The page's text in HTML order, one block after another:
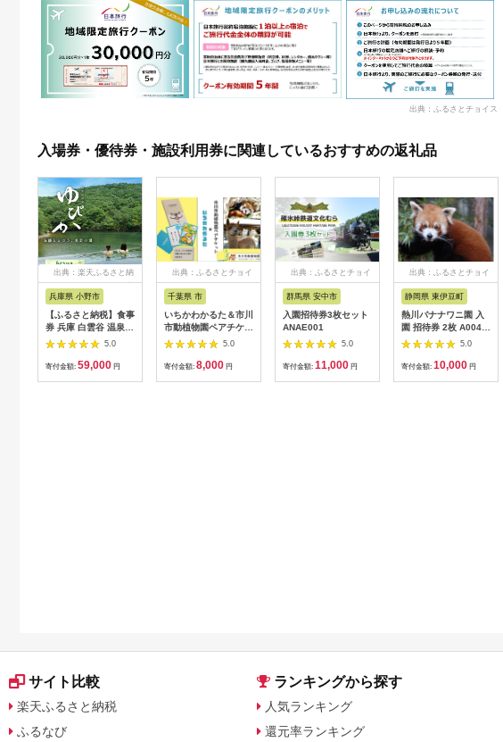
出典：ふるさとチョイス
入場券・優待券・施設利用券に関連しているおすすめの返礼品
出典：楽天ふるさと納
税
兵庫県 小野市
【ふるさと納税】食事
券 兵庫 白雲谷 温泉
ゆぴか 入浴券 10枚＋
お食事券 (1,000円)
10枚 セット 旅行 旅
5.0
寄付金額: 59,000 円
出典：ふるさとチョイ
ス
千葉県 市
いちかわかるた＆市川
市動植物園ペアチケッ
ト 【12203-0196】
5.0
寄付金額: 8,000 円
出典：ふるさとチョイ
ス
群馬県 安中市
入園招待券3枚セット
ANAE001
5.0
寄付金額: 11,000 円
出典：ふるさとチョイ
ス
静岡県 東伊豆町
熱川バナナワニ園 入
園 招待券 2枚 A004
／ 熱帯 動植物園 チケ
ット 静岡県 東伊豆町
5.0
寄付金額: 10,000 円
サイト比較
楽天ふるさと納税
ふるなび
ランキングから探す
人気ランキング
還元率ランキング